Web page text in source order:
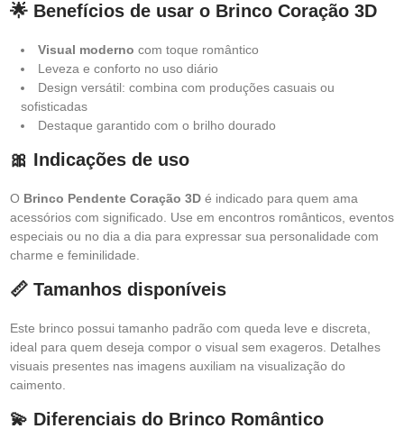
🌟 Benefícios de usar o Brinco Coração 3D
Visual moderno com toque romântico
Leveza e conforto no uso diário
Design versátil: combina com produções casuais ou
sofisticadas
Destaque garantido com o brilho dourado
🎀 Indicações de uso
O Brinco Pendente Coração 3D é indicado para quem ama
acessórios com significado. Use em encontros românticos, eventos
especiais ou no dia a dia para expressar sua personalidade com
charme e feminilidade.
📏 Tamanhos disponíveis
Este brinco possui tamanho padrão com queda leve e discreta,
ideal para quem deseja compor o visual sem exageros. Detalhes
visuais presentes nas imagens auxiliam na visualização do
caimento.
💫 Diferenciais do Brinco Romântico